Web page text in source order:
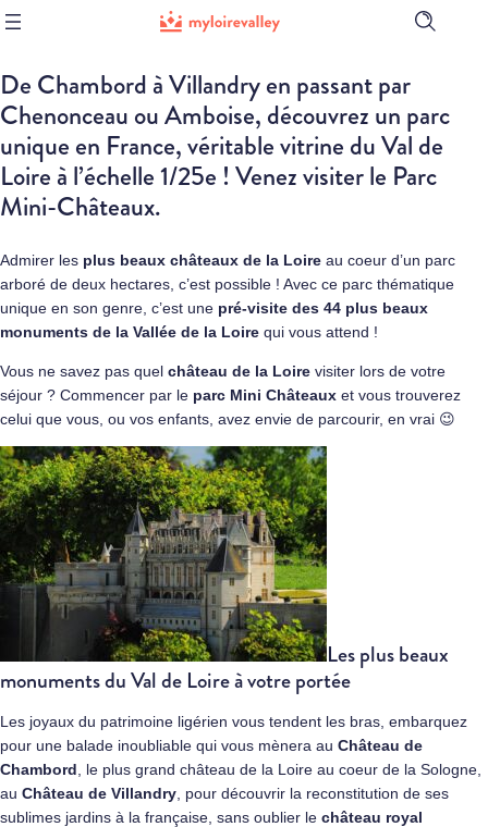
Ouvrir
De Chambord à Villandry en passant par
Chenonceau ou Amboise, découvrez un parc
unique en France, véritable vitrine du Val de
Loire à l’échelle 1/25e ! Venez visiter le Parc
Mini-Châteaux.
Admirer les plus beaux châteaux de la Loire au coeur d’un parc
arboré de deux hectares, c’est possible ! Avec ce parc thématique
unique en son genre, c’est une pré-visite des 44 plus beaux
monuments de la Vallée de la Loire qui vous attend !
Vous ne savez pas quel château de la Loire visiter lors de votre
séjour ? Commencer par le parc Mini Châteaux et vous trouverez
celui que vous, ou vos enfants, avez envie de parcourir, en vrai 😉
Les plus beaux
monuments du Val de Loire à votre portée
Les joyaux du patrimoine ligérien vous tendent les bras, embarquez
pour une balade inoubliable qui vous mènera au Château de
Chambord , le plus grand château de la Loire au coeur de la Sologne,
au Château de Villandry , pour découvrir la reconstitution de ses
sublimes jardins à la française, sans oublier le château royal